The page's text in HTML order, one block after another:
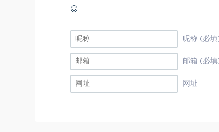
昵称 (必填
邮箱 (必填
网址